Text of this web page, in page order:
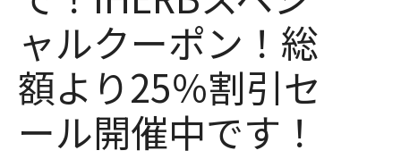
ャルクーポン！総
額より25％割引セ
ール開催中です！